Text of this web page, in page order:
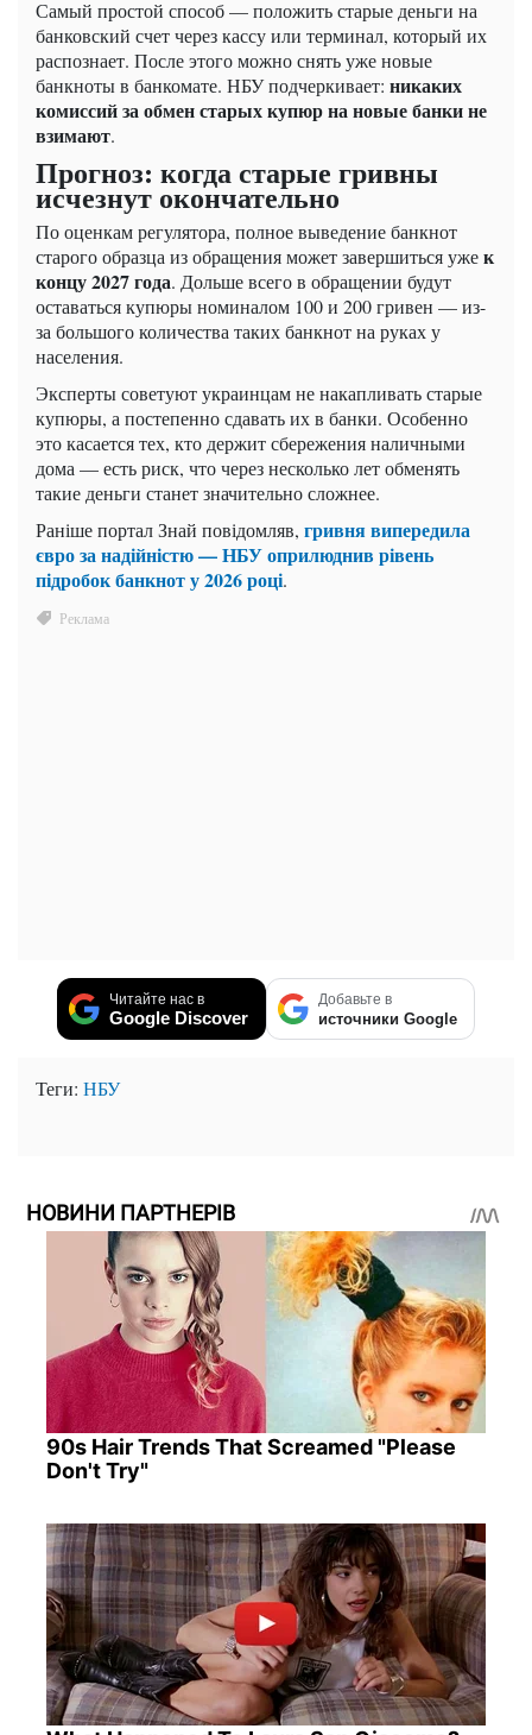
Самый простой способ — положить старые деньги на
банковский счет через кассу или терминал, который их
распознает. После этого можно снять уже новые
банкноты в банкомате. НБУ подчеркивает: никаких
комиссий за обмен старых купюр на новые банки не
взимают.
Прогноз: когда старые гривны
исчезнут окончательно
По оценкам регулятора, полное выведение банкнот
старого образца из обращения может завершиться ужек
концу 2027 года. Дольше всего в обращении будут
оставаться купюры номиналом 100 и 200 гривен — из-
за большого количества таких банкнот на руках у
населения.
Эксперты советуют украинцам не накапливать старые
купюры, а постепенно сдавать их в банки. Особенно
это касается тех, кто держит сбережения наличными
дома — есть риск, что через несколько лет обменять
такие деньги станет значительно сложнее.
Раніше портал Знай повідомляв, гривня випередила
євро за надійністю — НБУ оприлюднив рівень
підробок банкнот у 2026 році.
Читайте нас в
Google Discover
Добавьте в
источники Google
Теги: НБУ
НОВИНИ ПАРТНЕРІВ
90s Hair Trends That Screamed "Please
Don't Try"